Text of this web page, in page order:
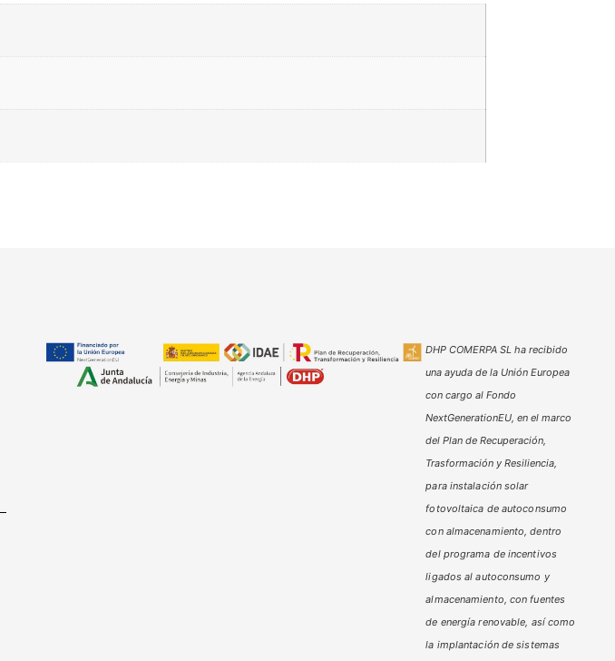
DHP COMERPA SL ha recibido
una ayuda de la Unión Europea
con cargo al Fondo
NextGenerationEU, en el marco
del Plan de Recuperación,
Trasformación y Resiliencia,
para instalación solar
fotovoltaica de autoconsumo
con almacenamiento, dentro
del programa de incentivos
ligados al autoconsumo y
almacenamiento, con fuentes
de energía renovable, así como
la implantación de sistemas